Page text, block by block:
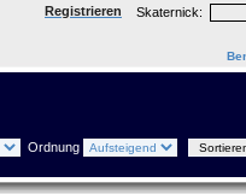
Registrieren Skaternick:
Ordnung